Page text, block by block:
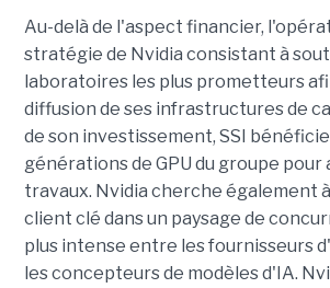
Au-delà de l'aspect financier,
stratégie de Nvidia consistant à
laboratoires les plus prometteurs
diffusion de ses infrastructures de
de son investissement, SSI
générations de GPU du groupe pour
travaux. Nvidia cherche également
client clé dans un paysage de
plus intense entre les fournisseurs
les concepteurs de modèles d'IA.